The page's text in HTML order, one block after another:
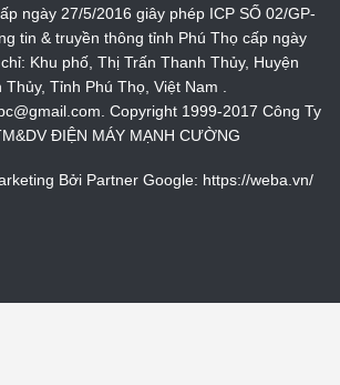
ngày 27/5/2016 giây phép ICP SỐ 02/GP-
tin & truyền thông tỉnh Phú Thọ cấp ngày
Khu phố, Thị Trấn Thanh Thủy, Huyện
Thủy, Tỉnh Phú Thọ, Việt Nam .
Copyright 1999-2017 Công Ty
ĐIỆN MÁY MẠNH CƯỜNG
Bởi Partner Google: https://weba.vn/